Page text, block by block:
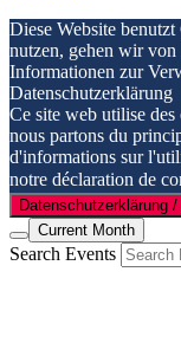
Diese Website
nutzen, gehen wir von
Informationen zur
Datenschutzerklärung
Ce site web utilise
nous partons du
d'informations sur
notre déclaration de
Datenschutzerklärung
Current Month
Search Events